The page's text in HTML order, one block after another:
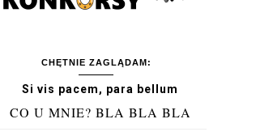
CHĘTNIE ZAGLĄDAM:
Si vis pacem, para bellum
CO U MNIE? BLA BLA BLA